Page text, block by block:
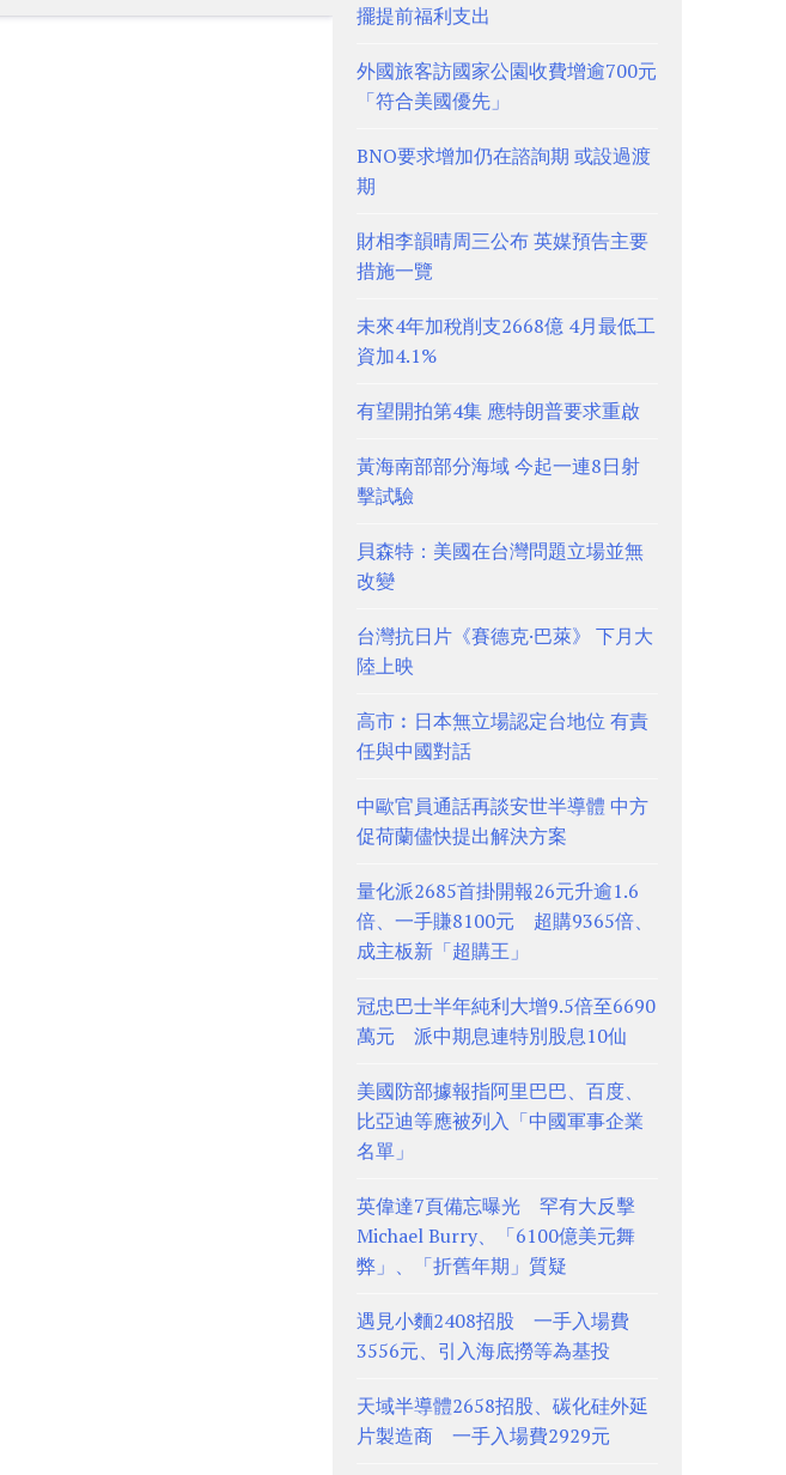
擺提前福利支出
外國旅客訪國家公園收費增逾700元
「符合美國優先」
BNO要求增加仍在諮詢期 或設過渡
期
財相李韻晴周三公布 英媒預告主要
措施一覽
未來4年加稅削支2668億 4月最低工
資加4.1%
有望開拍第4集 應特朗普要求重啟
黃海南部部分海域 今起一連8日射
擊試驗
貝森特：美國在台灣問題立場並無
改變
台灣抗日片《賽德克·巴萊》 下月大
陸上映
高市︰日本無立場認定台地位 有責
任與中國對話
中歐官員通話再談安世半導體 中方
促荷蘭儘快提出解決方案
量化派2685首掛開報26元升逾1.6
倍、一手賺8100元 超購9365倍、
成主板新「超購王」
冠忠巴士半年純利大增9.5倍至6690
萬元 派中期息連特別股息10仙
美國防部據報指阿里巴巴、百度、
比亞迪等應被列入「中國軍事企業
名單」
英偉達7頁備忘曝光 罕有大反擊
Michael Burry、「6100億美元舞
弊」、「折舊年期」質疑
遇見小麵2408招股 一手入場費
3556元、引入海底撈等為基投
天域半導體2658招股、碳化硅外延
片製造商 一手入場費2929元